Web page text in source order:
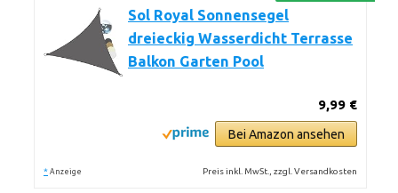
Sol Royal Sonnensegel
dreieckig Wasserdicht Terrasse
Balkon Garten Pool
9,99 €
Bei Amazon ansehen
* Anzeige Preis inkl. MwSt., zzgl. Versandkosten